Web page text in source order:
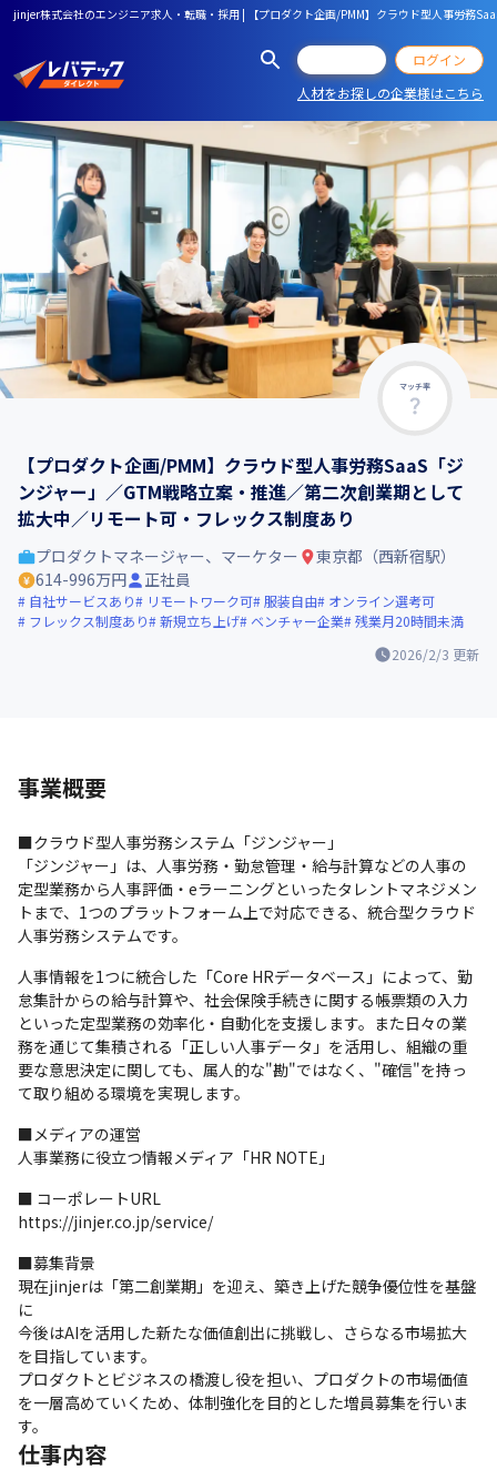
jinjer株式会社のエンジニア求人・転職・採用 | 【プロダクト企画/PMM】クラウド型人事労務
ログイン
人材をお探しの企業様はこちら
マッチ率
【プロダクト企画/PMM】クラウド型人事労務SaaS「ジ
ンジャー」／GTM戦略立案・推進／第二次創業期として
拡大中／リモート可・フレックス制度あり
2026/2/3 更新
プロダクトマネージャー、マーケター
東京都（西新宿駅）
614-996万円
正社員
自社サービスあり リモートワーク可 服装自由
オンライン選考可
フレックス制度あり
新規立ち上げ ベンチャー企業 残業月20時間未満
事業概要
■クラウド型人事労務システム「ジンジャー」
「ジンジャー」は、人事労務・勤怠管理・給与計算などの人事の
定型業務から人事評価・eラーニングといったタレントマネジメン
トまで、1つのプラットフォーム上で対応できる、統合型クラウド
人事労務システムです。
人事情報を1つに統合した「Core HRデータベース」によって、勤
怠集計からの給与計算や、社会保険手続きに関する帳票類の入力
といった定型業務の効率化・自動化を支援します。また日々の業
務を通じて集積される「正しい人事データ」を活用し、組織の重
要な意思決定に関しても、属人的な"勘"ではなく、"確信"を持っ
て取り組める環境を実現します。
■メディアの運営
人事業務に役立つ情報メディア「HR NOTE」
■ コーポレートURL
https://jinjer.co.jp/service/
■募集背景
現在jinjerは「第二創業期」を迎え、築き上げた競争優位性を基盤
に
今後はAIを活用した新たな価値創出に挑戦し、さらなる市場拡大
を目指しています。
プロダクトとビジネスの橋渡し役を担い、プロダクトの市場価値
を一層高めていくため、体制強化を目的とした増員募集を行いま
す。
仕事内容